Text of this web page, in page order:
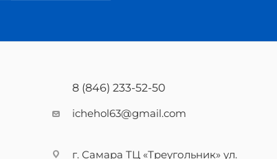
8 (846) 233-52-50
ichehol63@gmail.com
г. Самара ТЦ «Треугольник» ул.